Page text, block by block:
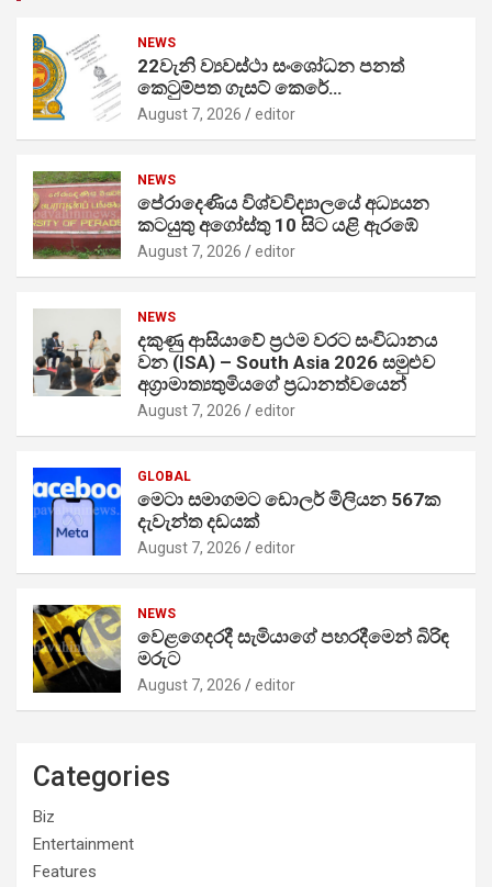
NEWS
22වැනි ව්‍යවස්ථා සංශෝධන පනත්
කෙටුම්පත ගැසට් කෙරේ…
August 7, 2026 editor
NEWS
පේරාදෙණිය විශ්වවිද්‍යාලයේ අධ්‍යයන
කටයුතු අගෝස්තු 10 සිට යළි ඇරඹේ
August 7, 2026 editor
NEWS
දකුණු ආසියාවේ ප්‍රථම වරට සංවිධානය
වන (ISA) – South Asia 2026 සමුළුව
අග්‍රාමාත්‍යතුමියගේ ප්‍රධානත්වයෙන්
August 7, 2026 editor
GLOBAL
මෙටා සමාගමට ඩොලර් මිලියන 567ක
දැවැන්ත දඩයක්
August 7, 2026 editor
NEWS
වෙළගෙදරදී සැමියාගේ පහරදීමෙන් බිරිඳ
මරුට
August 7, 2026 editor
Categories
Biz
Entertainment
Features